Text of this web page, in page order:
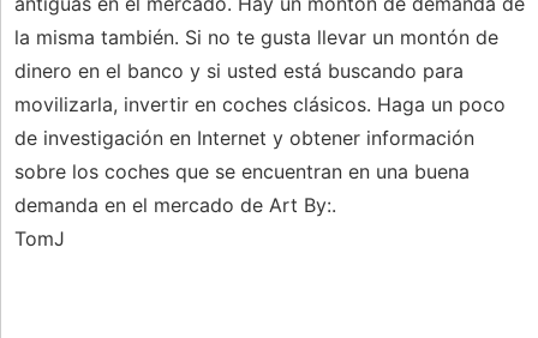
la misma también. Si no te gusta llevar un montón de
dinero en el banco y si usted está buscando para
movilizarla, invertir en coches clásicos. Haga un poco
de investigación en Internet y obtener información
sobre los coches que se encuentran en una buena
demanda en el mercado de Art By:.
TomJ